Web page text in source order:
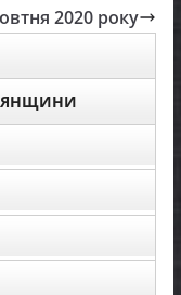
2020 року